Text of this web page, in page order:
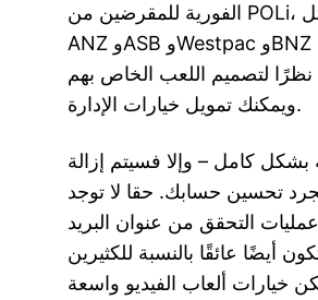
الفورية للمقرضين من POLi، وبالتالي يرتبط مباشرة بالمؤسسات المصرفية الهامة مثل
ANZ وASB وWestpac وBNZ للحصول على صفقات سلسة. يجب على الأشخاص أن
نظرًا لتصميم اللعب الخاص بهم
ويمكنك تمويل خيارات الإدارة.
الدورات المجانية بنسبة 100 بالمائة بشكل كامل – وإلا فسيتم إزالة
تحسين حسابك. حقا لا توجد
التحقق من عنوان البريد
أيضًا عائقًا بالنسبة للكثيرين
خيارات ألعاب الفيديو واسعة